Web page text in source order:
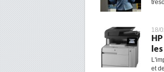
18/
et